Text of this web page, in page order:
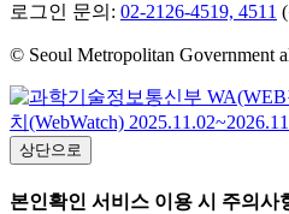
로그인 문의: 02-2126-4519, 4511
© Seoul Metropolitan Government
상단으로
본인확인 서비스 이용 시 주의사